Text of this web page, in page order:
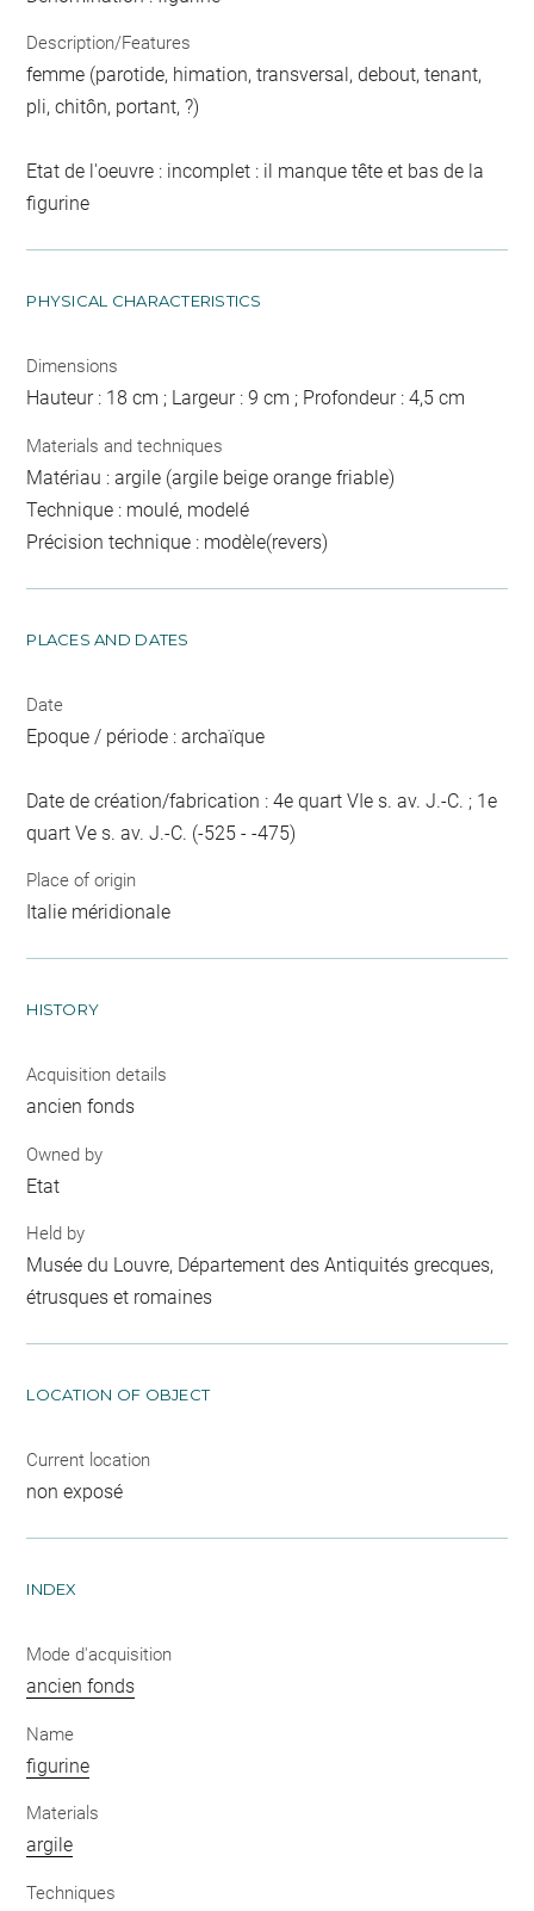
Description/Features
femme (parotide, himation, transversal, debout, tenant,
pli, chitôn, portant, ?)
Etat de l'oeuvre : incomplet : il manque tête et bas de la
figurine
PHYSICAL CHARACTERISTICS
Dimensions
Hauteur : 18 cm ; Largeur : 9 cm ; Profondeur : 4,5 cm
Materials and techniques
Matériau : argile (argile beige orange friable)
Technique : moulé, modelé
Précision technique : modèle(revers)
PLACES AND DATES
Date
Epoque / période : archaïque
Date de création/fabrication : 4e quart VIe s. av. J.-C. ; 1e
quart Ve s. av. J.-C. (-525 - -475)
Place of origin
Italie méridionale
HISTORY
Acquisition details
ancien fonds
Owned by
Etat
Held by
Musée du Louvre, Département des Antiquités grecques,
étrusques et romaines
LOCATION OF OBJECT
Current location
non exposé
INDEX
Mode d'acquisition
ancien fonds
Name
figurine
Materials
argile
Techniques